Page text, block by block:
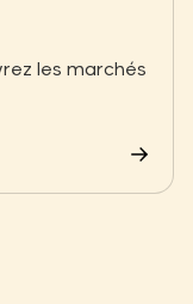
les marchés